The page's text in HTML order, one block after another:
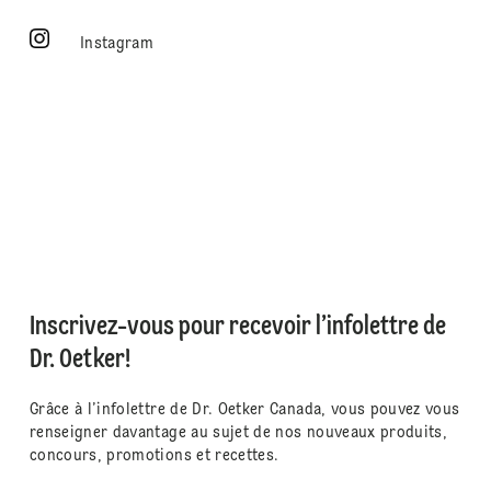
Instagram
Inscrivez-vous pour recevoir l’infolettre de
Dr. Oetker!
Grâce à l’infolettre de Dr. Oetker Canada, vous pouvez vous
renseigner davantage au sujet de nos nouveaux produits,
concours, promotions et recettes.